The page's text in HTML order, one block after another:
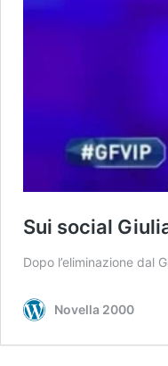
Sui social
Dopo l’eliminazione dal
Novella 2000